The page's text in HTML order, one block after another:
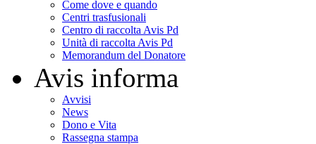
Come dove e quando
Centri trasfusionali
Centro di raccolta Avis Pd
Unità di raccolta Avis Pd
Memorandum del Donatore
Avis informa
Avvisi
News
Dono e Vita
Rassegna stampa